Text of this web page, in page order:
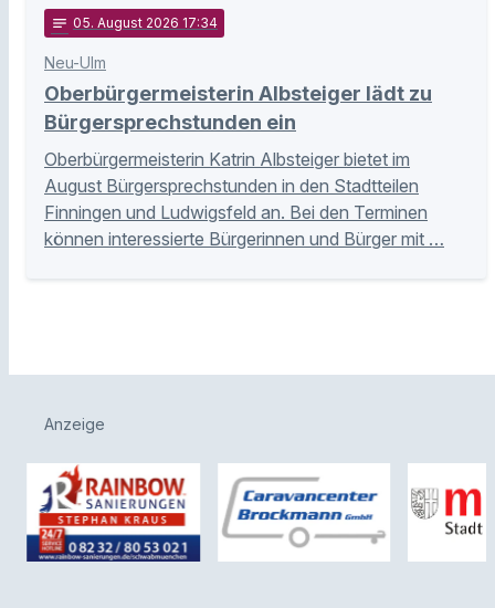
notes 05. August 2026 17:34
Neu-Ulm
Oberbürgermeisterin Albsteiger lädt zu
Bürgersprechstunden ein
Oberbürgermeisterin Katrin Albsteiger bietet im
August Bürgersprechstunden in den Stadtteilen
Finningen und Ludwigsfeld an. Bei den Terminen
können interessierte Bürgerinnen und Bürger mit …
Anzeige